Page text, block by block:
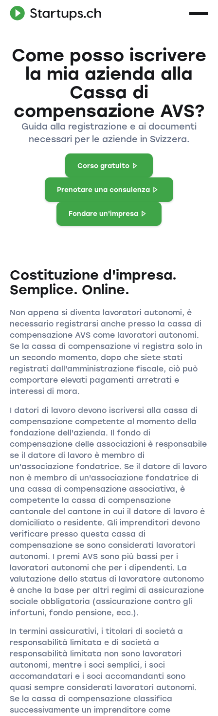
Come posso iscrivere
la mia azienda alla
Cassa di
compensazione AVS?
Guida alla registrazione e ai documenti
necessari per le aziende in Svizzera.
Corso gratuito
Prenotare una consulenza
Fondare un'impresa
Costituzione d'impresa.
Semplice. Online.
Non appena si diventa lavoratori autonomi, è
necessario registrarsi anche presso la cassa di
compensazione AVS come lavoratori autonomi.
Se la cassa di compensazione vi registra solo in
un secondo momento, dopo che siete stati
registrati dall'amministrazione fiscale, ciò può
comportare elevati pagamenti arretrati e
interessi di mora.
I datori di lavoro devono iscriversi alla cassa di
compensazione competente al momento della
fondazione dell'azienda. Il fondo di
compensazione delle associazioni è responsabile
se il datore di lavoro è membro di
un'associazione fondatrice. Se il datore di lavoro
non è membro di un'associazione fondatrice di
una cassa di compensazione associativa, è
competente la cassa di compensazione
cantonale del cantone in cui il datore di lavoro è
domiciliato o residente. Gli imprenditori devono
verificare presso questa cassa di
compensazione se sono considerati lavoratori
autonomi. I premi AVS sono più bassi per i
lavoratori autonomi che per i dipendenti. La
valutazione dello status di lavoratore autonomo
è anche la base per altri regimi di assicurazione
sociale obbligatoria (assicurazione contro gli
infortuni, fondo pensione, ecc.).
In termini assicurativi, i titolari di società a
responsabilità limitata e di società a
responsabilità limitata non sono lavoratori
autonomi, mentre i soci semplici, i soci
accomandatari e i soci accomandanti sono
quasi sempre considerati lavoratori autonomi.
Se la cassa di compensazione classifica
successivamente un imprenditore come